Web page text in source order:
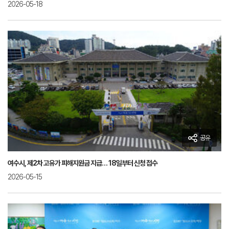
2026-05-18
공유
여수시, 제2차 고유가 피해지원금 지급… 18일부터 신청 접수
2026-05-15